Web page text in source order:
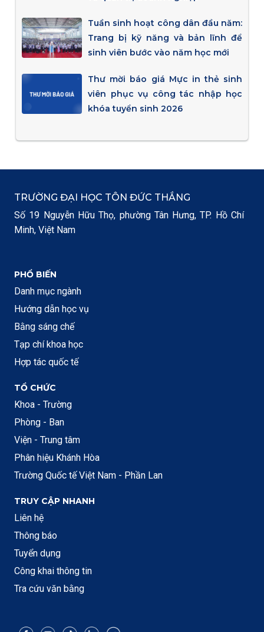
Tuần sinh hoạt công dân đầu năm:
Trang bị kỹ năng và bản lĩnh để
sinh viên bước vào năm học mới
Thư mời báo giá Mực in thẻ sinh
viên phục vụ công tác nhập học
khóa tuyển sinh 2026
TRƯỜNG ĐẠI HỌC TÔN ĐỨC THẮNG
Số 19 Nguyễn Hữu Thọ, phường Tân Hưng, TP. Hồ Chí
Minh, Việt Nam
PHỔ BIẾN
Danh mục ngành
Hướng dẫn học vụ
Bằng sáng chế
Tạp chí khoa học
Hợp tác quốc tế
TỔ CHỨC
Khoa - Trường
Phòng - Ban
Viện - Trung tâm
Phân hiệu Khánh Hòa
Trường Quốc tế Việt Nam - Phần Lan
TRUY CẬP NHANH
Liên hệ
Thông báo
Tuyển dụng
Công khai thông tin
Tra cứu văn bằng